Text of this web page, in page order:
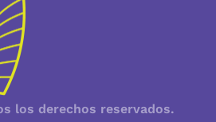
los derechos reservados.